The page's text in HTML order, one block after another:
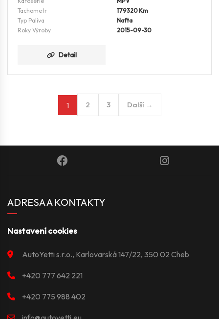
Tachometr
179320 Km
Typ Paliva
Nafta
Roky Výroby
2015-09-30
Detail
1 2 3 Další →
ADRESA A KONTAKTY
Nastavení cookies
AutoYetti s.r.o., Karlovarská 147/22, 350 02 Cheb
+420 777 642 221
+420 775 988 402